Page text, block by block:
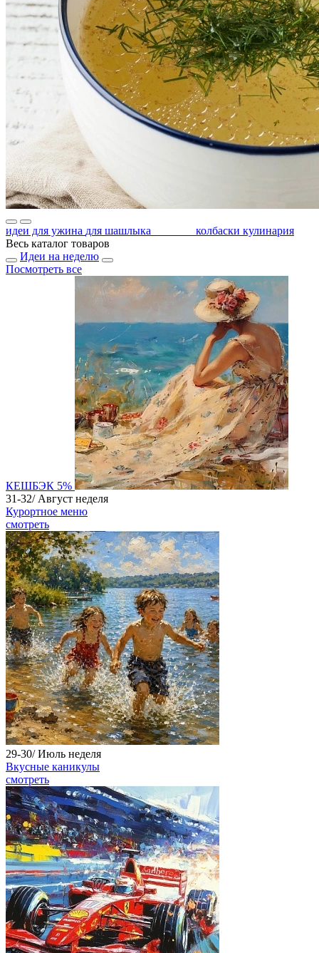
идеи для ужина для шашлыка колбаски кулинария
Весь каталог товаров
Идеи на неделю
Посмотреть все
КЕШБЭК 5%
31-32/ Август неделя
Курортное меню
смотреть
29-30/ Июль неделя
Вкусные каникулы
смотреть